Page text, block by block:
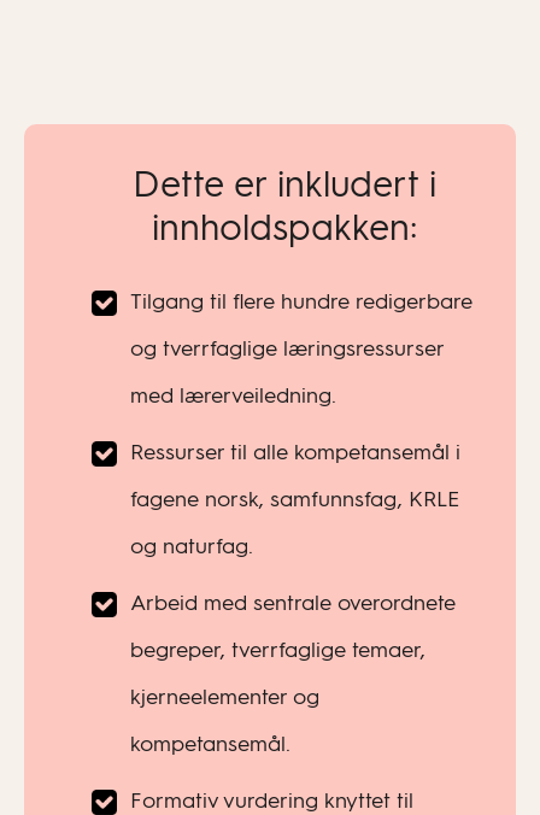
Dette er inkludert i
innholdspakken:
Tilgang til flere hundre redigerbare
og tverrfaglige læringsressurser
med lærerveiledning.
Ressurser til alle kompetansemål i
fagene norsk, samfunnsfag, KRLE
og naturfag.
Arbeid med sentrale overordnete
begreper, tverrfaglige temaer,
kjerneelementer og
kompetansemål.
Formativ vurdering knyttet til